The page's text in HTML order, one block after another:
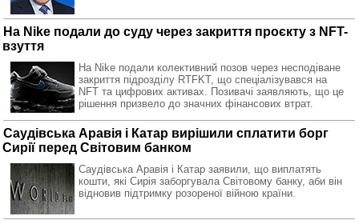
На Nike подали до суду через закриття проєкту з NFT-
взуття
На Nike подали колективний позов через несподіване
закриття підрозділу RTFKT, що спеціалізувався на
NFT та цифрових активах. Позивачі заявляють, що це
рішення призвело до значних фінансових втрат.
Саудівська Аравія і Катар вирішили сплатити борг
Сирії перед Світовим банком
Саудівська Аравія і Катар заявили, що виплатять
кошти, які Сирія заборгувала Світовому банку, аби він
відновив підтримку розореної війною країни.